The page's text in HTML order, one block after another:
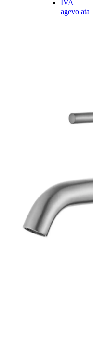
IVA
agevolata